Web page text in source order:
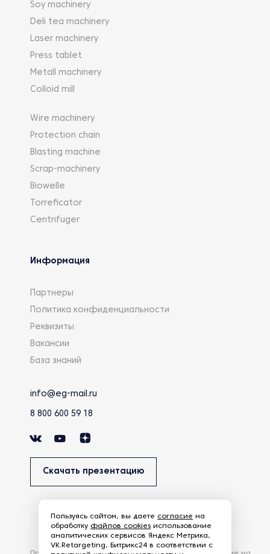
Soy machinery
Deli tea machinery
Laser machinery
Press tablet
Metall machinery
Colloid mill
Wire machinery
Protection chain
Blasting machine
Scrap-machinery
Biowelle
Torreficator
Centrifuger
Информация
Партнеры
Политика конфиденциальности
Реквизиты
Вакансии
База знаний
info@eg-mail.ru
8 800 600 59 18
Скачать презентацию
Пользуясь сайтом, вы даете согласие на
обработку файлов cookies использование
аналитических сервисов Яндекс Метрика,
VK.Retargeting, Битрикс24 в соответствии с